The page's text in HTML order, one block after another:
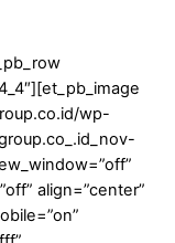
wp-
align=”center”